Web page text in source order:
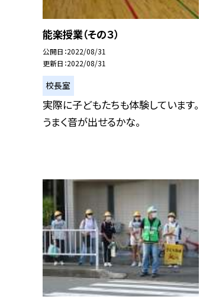
能楽授業（その３）
公開日 2022/08/31
更新日 2022/08/31
校長室
実際に子どもたちも体験しています。
うまく音が出せるかな。